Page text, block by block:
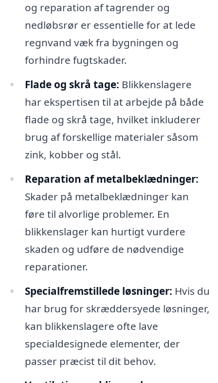
og reparation af tagrender og
nedløbsrør er essentielle for at lede
regnvand væk fra bygningen og
forhindre fugtskader.
Flade og skrå tage: Blikkenslagere
har ekspertisen til at arbejde på både
flade og skrå tage, hvilket inkluderer
brug af forskellige materialer såsom
zink, kobber og stål.
Reparation af metalbeklædninger:
Skader på metalbeklædninger kan
føre til alvorlige problemer. En
blikkenslager kan hurtigt vurdere
skaden og udføre de nødvendige
reparationer.
Specialfremstillede løsninger: Hvis du
har brug for skræddersyede løsninger,
kan blikkenslagere ofte lave
specialdesignede elementer, der
passer præcist til dit behov.